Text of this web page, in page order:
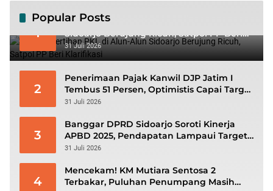
Popular Posts
1
Viral! Penertiban PKL di Alun-Alun
Sidoarjo Berujung Ricuh, Satpol PP Beri
Klarifikasi
31 Juli 2026
2
Penerimaan Pajak Kanwil DJP Jatim I
Tembus 51 Persen, Optimistis Capai Target
Rp56,3 Triliun
31 Juli 2026
3
Banggar DPRD Sidoarjo Soroti Kinerja
APBD 2025, Pendapatan Lampaui Target
dan Defisit Berbalik Jadi Surplus
31 Juli 2026
4
Mencekam! KM Mutiara Sentosa 2
Terbakar, Puluhan Penumpang Masih